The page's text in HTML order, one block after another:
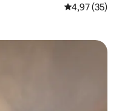
Nilai rata-rata
4,97 (35)